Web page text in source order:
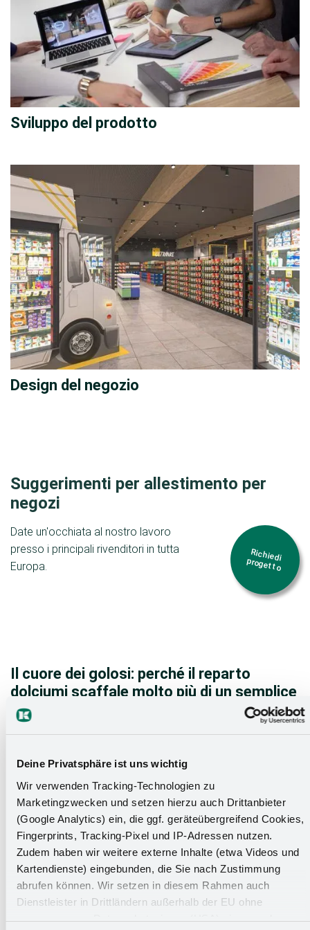
Deine Privatsphäre ist uns wichtig
Wir verwenden Tracking-Technologien zu
Marketingzwecken und setzen hierzu auch Drittanbieter
(Google Analytics) ein, die ggf. geräteübergreifend Cookies,
Fingerprints, Tracking-Pixel und IP-Adressen nutzen.
Zudem haben wir weitere externe Inhalte (etwa Videos und
Kartendienste) eingebunden, die Sie nach Zustimmung
abrufen können. Wir setzen in diesem Rahmen auch
Dienstleister in Drittländern außerhalb der EU ohne
angemessenes Datenschutzniveau (USA) ein, was das
Sviluppo del prodotto
Design del negozio
Suggerimenti per allestimento per
negozi
Date un'occhiata al nostro lavoro
presso i principali rivenditori in tutta
Europa.
Il cuore dei golosi: perché il reparto
dolciumi scaffale molto più di un semplice
scaffale .
Su una superficie di circa 2.500 m² è stato realizzato,
classe superiore. Siamo particolarmente orgogliosi
del reparto dolciumi, che attira l'attenzione come
vero e proprio punto di forza.
Vai al rapporto sul progetto
Richiedi
progetto